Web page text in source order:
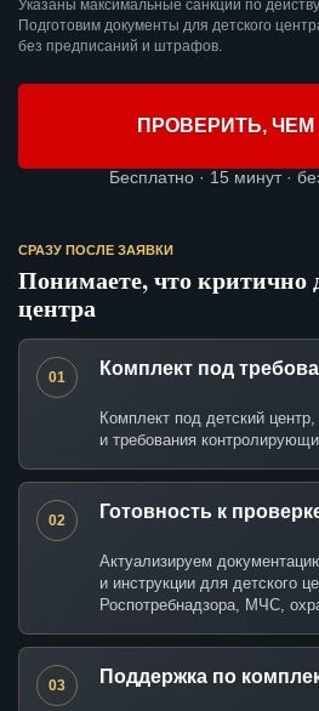
Указаны максимальные санкции по
Подготовим документы для детского
без предписаний и штрафов.
ПРОВЕРИТЬ,
Бесплатно · 15 минут ·
СРАЗУ ПОСЛЕ ЗАЯВКИ
Понимаете, что критично
центра
01 Комплект под
Комплект под детский
и требования
02 Готовность к
Актуализируем
и инструкции для детского
Роспотребнадзора, МЧС,
03 Поддержка по